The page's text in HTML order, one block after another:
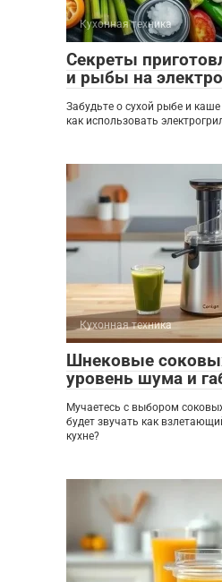
Кухонная техника
Секреты
и рыбы на
Забудьте о сухой рыбе и
как использовать
Кухонная техника
Шнековые
уровень шума и
Мучаетесь с выбором
будет звучать как
кухне?